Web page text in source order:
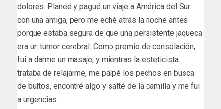
dolores. Planeé y pagué un viaje a América del Sur
con una amiga, pero me eché atrás la noche antes
porque estaba segura de que una persistente jaqueca
era un tumor cerebral. Como premio de consolación,
fui a darme un masaje, y mientras la esteticista
trataba de relajarme, me palpé los pechos en busca
de bultos, encontré algo y salté de la camilla y me fui
a urgencias.